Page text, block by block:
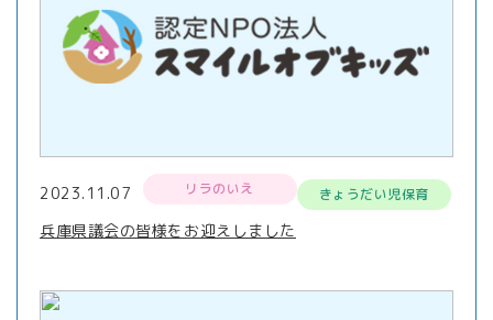
2023.11.07 リラのいえ きょうだい児保育
兵庫県議会の皆様をお迎えしました